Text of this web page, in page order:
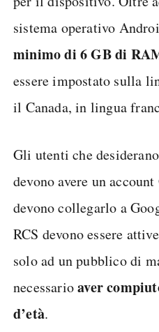
sistema operativo
minimo di 6 GB di
essere impostato sulla
il Canada, in lingua
Gli utenti che
devono avere un
devono collegarlo a
RCS devono essere
solo ad un pubblico di
necessarioaver
d’età.